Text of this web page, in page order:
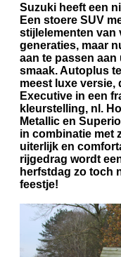
Suzuki heeft een
Een stoere SUV
stijlelementen van
generaties, maar
aan te passen aan
smaak. Autoplus
meest luxe versie,
Executive in een
kleurstelling, nl.
Metallic en
in combinatie met
uiterlijk en
rijgedrag wordt
herfstdag zo toch
feestje!